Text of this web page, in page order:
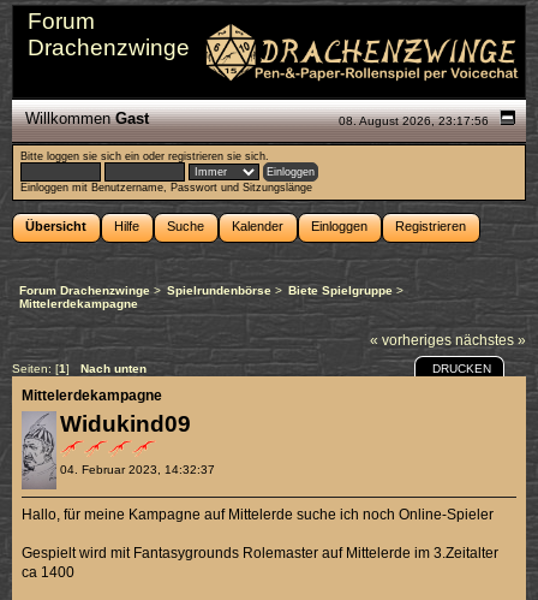
Forum
Drachenzwinge
08. August 2026, 23:17:56
WillkommenGast
Bitte loggen sie sich ein oderregistrieren sie sich.
Einloggen mit Benutzername, Passwort und Sitzungslänge
Übersicht Hilfe Suche Kalender Einloggen Registrieren
Forum Drachenzwinge > Spielrundenbörse> Biete Spielgruppe>
Mittelerdekampagne
« vorheriges nächstes »
Seiten: [1] Nach unten DRUCKEN
Widukind09
04. Februar 2023, 14:32:37
Mittelerdekampagne
Hallo, für meine Kampagne auf Mittelerde suche ich noch Online-Spieler
Gespielt wird mit Fantasygrounds Rolemaster auf Mittelerde im 3.Zeitalter
ca 1400